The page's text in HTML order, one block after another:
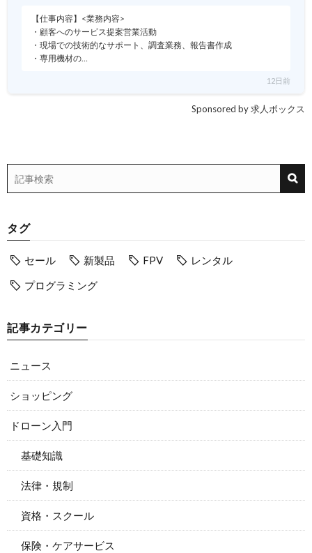
【仕事内容】<業務内容>
・顧客へのサービス提案営業活動
・現場での技術的なサポート、調査業務、報告書作成
・専用機材の…
12日前
Sponsored by 求人ボックス
タグ
セール 新製品 FPV
レンタル
プログラミング
記事カテゴリー
ニュース
ショッピング
ドローン入門
基礎知識
法律・規制
資格・スクール
保険・ケアサービス